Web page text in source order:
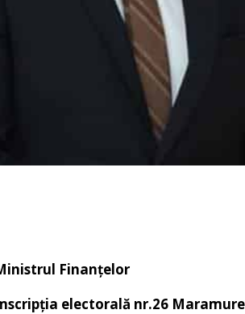
Finanțelor
electorală nr.26